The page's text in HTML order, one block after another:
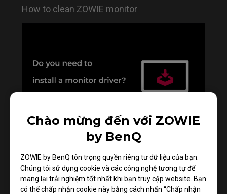
Chào mừng đến với ZOWIE
by BenQ
ZOWIE by BenQ tôn trọng quyền riêng tư dữ liệu của bạn.
Chúng tôi sử dụng cookie và các công nghệ tương tự để
mang lại trải nghiệm tốt nhất khi bạn truy cập website. Bạn
có thể chấp nhận cookie này bằng cách nhấn “Chấp nhận
How to clean ZOWIE monitor
Do you need to install the monitor driver in XL
series?